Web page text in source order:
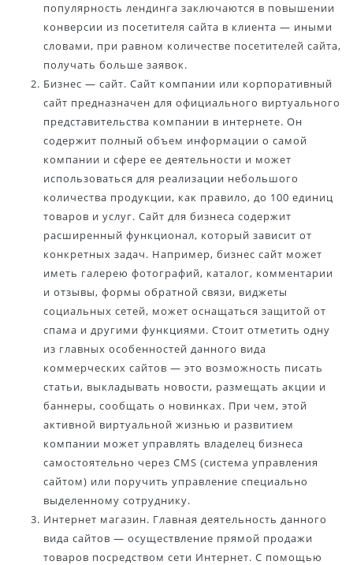
популярность лендинга заключаются в повышении
конверсии из посетителя сайта в клиента — иными
словами, при равном количестве посетителей сайта,
получать больше заявок.
Бизнес — сайт. Сайт компании или корпоративный
сайт предназначен для официального виртуального
представительства компании в интернете. Он
содержит полный объем информации о самой
компании и сфере ее деятельности и может
использоваться для реализации небольшого
количества продукции, как правило, до 100 единиц
товаров и услуг. Сайт для бизнеса содержит
расширенный функционал, который зависит от
конкретных задач. Например, бизнес сайт может
иметь галерею фотографий, каталог, комментарии
и отзывы, формы обратной связи, виджеты
социальных сетей, может оснащаться защитой от
спама и другими функциями. Стоит отметить одну
из главных особенностей данного вида
коммерческих сайтов — это возможность писать
статьи, выкладывать новости, размещать акции и
баннеры, сообщать о новинках. При чем, этой
активной виртуальной жизнью и развитием
компании может управлять владелец бизнеса
самостоятельно через CMS (система управления
сайтом) или поручить управление специально
выделенному сотруднику.
Интернет магазин. Главная деятельность данного
вида сайтов — осуществление прямой продажи
товаров посредством сети Интернет. С помощью